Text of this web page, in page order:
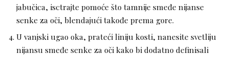
jabučica, isctrajte pomoće što tamnije smeđe nijanse
senke za oči, blendajući takođe prema gore.
U vanjski ugao oka, prateći liniju kosti, nanesite svetliju
nijansu smeđe senke za oči kako bi dodatno definisali